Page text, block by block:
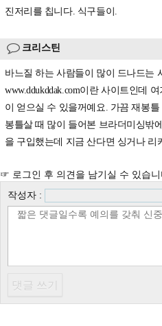
진저리를 칩니다. 식구들이.
크리스틴
바느질 하는 사람들이 많이 드나드는
www.ddukddak.com이란 사이트인데
이 얻으실 수 있을꺼예요. 가끔 재봉
봉틀살 때 많이 들어본 브라더미싱밖
을 구입했는데 지금 산다면 싱거나 리
☞ 로그인 후 의견을 남기실 수 있습
작성자 :